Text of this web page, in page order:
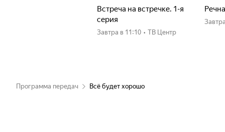
Встреча на встречке. 1-я
серия
Завтра в 11:10 • ТВ Центр
Программа передач Всё будет хорошо